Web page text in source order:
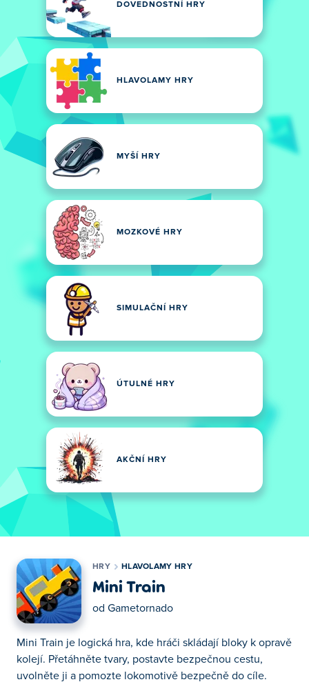
DOVEDNOSTNÍ HRY
HLAVOLAMY HRY
MYŠÍ HRY
MOZKOVÉ HRY
SIMULAČNÍ HRY
ÚTULNÉ HRY
AKČNÍ HRY
HRY HLAVOLAMY HRY
Mini Train
od Gametornado
Mini Train je logická hra, kde hráči skládají bloky k opravě
kolejí. Přetáhněte tvary, postavte bezpečnou cestu,
uvolněte ji a pomozte lokomotivě bezpečně do cíle.